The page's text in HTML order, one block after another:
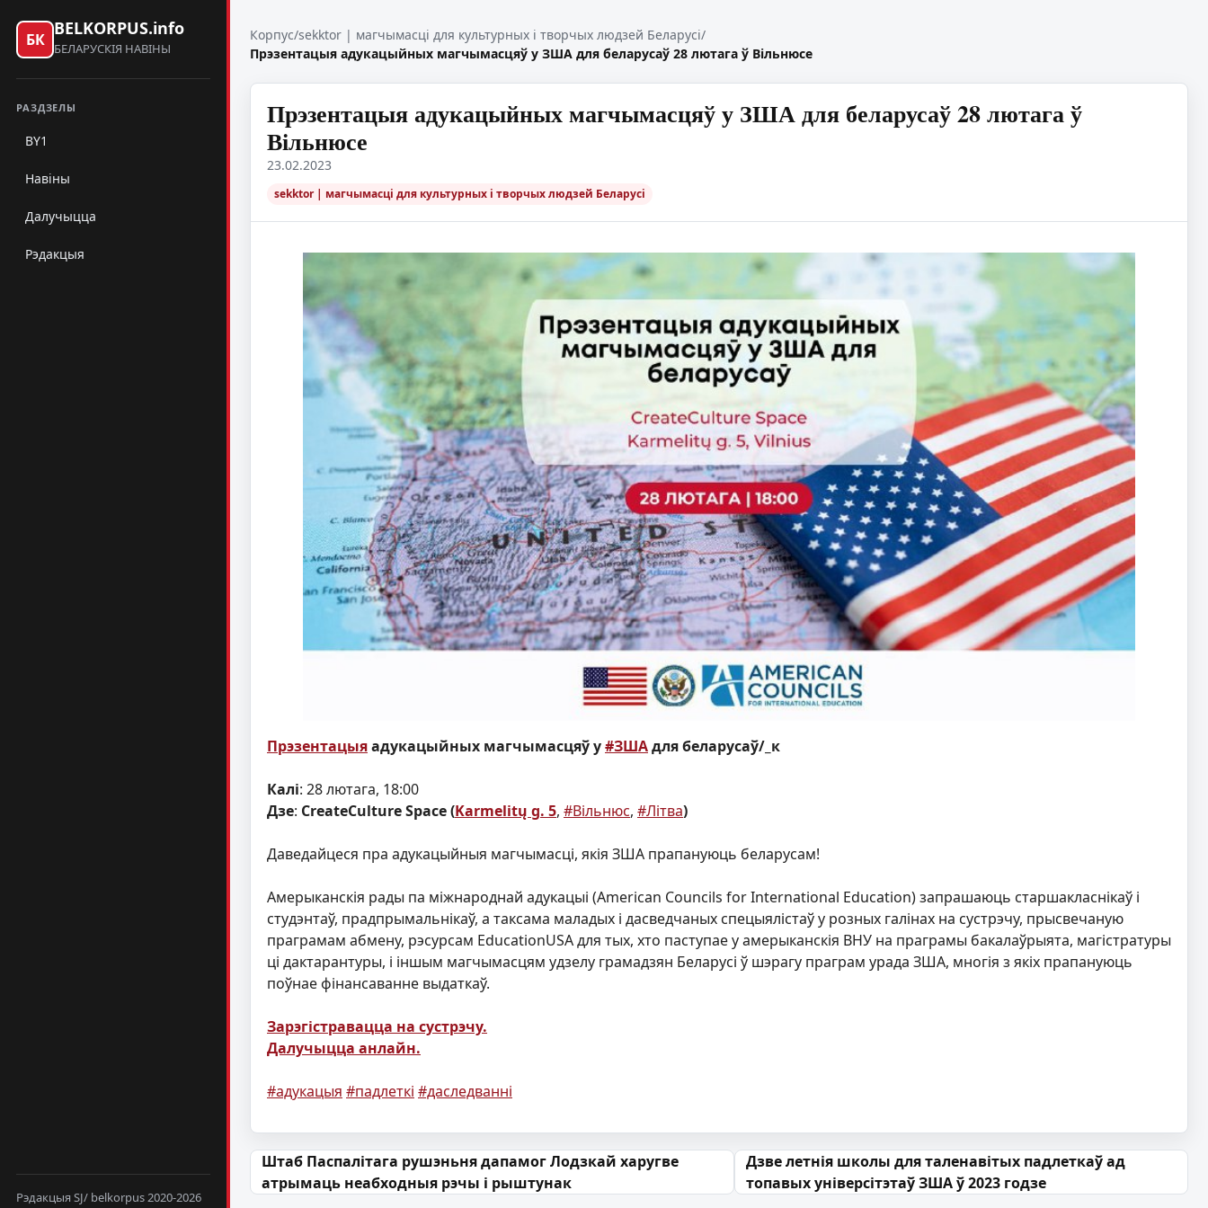
БК
BELKORPUS.info
БЕЛАРУСКІЯ НАВІНЫ
РАЗДЗЕЛЫ
BY1
Навіны
Далучыцца
Рэдакцыя
Рэдакцыя SJ/ belkorpus 2020-2026
Корпус/sekktor | магчымасці для культурных і творчых людзей Беларусі/
Прэзентацыя адукацыйных магчымасцяў у ЗША для беларусаў 28 лютага ў Вільнюсе
Прэзентацыя адукацыйных магчымасцяў у ЗША для беларусаў 28 лютага ў
Вільнюсе
23.02.2023
sekktor | магчымасці для культурных і творчых людзей Беларусі
Прэзентацыяадукацыйных магчымасцяў у#ЗШАдля беларусаў/_к
Калі: 28 лютага, 18:00
Дзе: CreateCulture Space (Karmelitų g. 5, #Вільнюс, #Літва)
Даведайцеся пра адукацыйныя магчымасці, якія ЗША прапануюць беларусам!
Амерыканскія рады па міжнароднай адукацыі (American Councils for International Education) запрашаюць старшакласнікаў і
студэнтаў, прадпрымальнікаў, а таксама маладых і дасведчаных спецыялістаў у розных галінах на сустрэчу, прысвечаную
праграмам абмену, рэсурсам EducationUSA для тых, хто паступае у амерыканскія ВНУ на праграмы бакалаўрыята, магiстратуры
цi дактарантуры, і іншым магчымасцям удзелу грамадзян Беларусі ў шэрагу праграм урада ЗША, многія з якіх прапануюць
поўнае фінансаванне выдаткаў.
Зарэгістравацца на сустрэчу.
Далучыцца анлайн.
#адукацыя #падлеткі #даследванні
Навігацыя па запісах
Штаб Паспалітага рушэньня дапамог Лодзкай харугве
атрымаць неабходныя рэчы і рыштунак
Дзве летнія школы для таленавітых падлеткаў ад
топавых універсітэтаў ЗША ў 2023 годзе